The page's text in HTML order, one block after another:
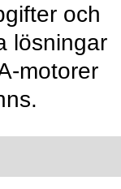
och
lösningar
motorer